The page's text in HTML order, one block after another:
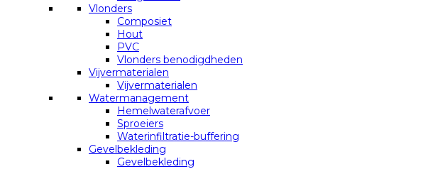
Vlonders
Composiet
Hout
PVC
Vlonders benodigdheden
Vijvermaterialen
Vijvermaterialen
Watermanagement
Hemelwaterafvoer
Sproeiers
Waterinfiltratie-buffering
Gevelbekleding
Gevelbekleding